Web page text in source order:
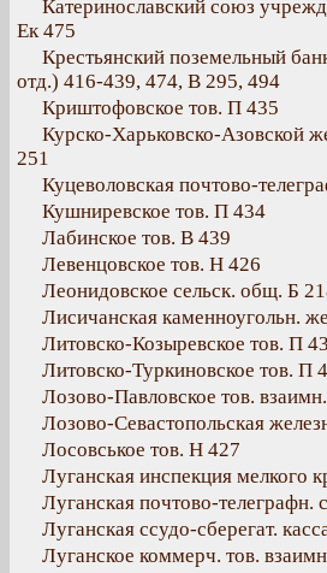
Катеринославский союз
Ек 475
Крестьянский поземельный
отд.) 416-439, 474, В 295, 494
Криштофовское тов. П 435
Курско-Харьковско-Азовской
251
Куцеволовская почтово-
Кушниревское тов. П 434
Лабинское тов. В 439
Левенцовское тов. Н 426
Леонидовское сельск. общ. Б
Лисичанская каменноугольн.
Литовско-Козыревское тов. П
Литовско-Туркиновское тов. П
Лозово-Павловское тов.
Лозово-Севастопольская
Лосовськое тов. Н 427
Луганская инспекция мелкого
Луганская почтово-телеграфн.
Луганская ссудо-сберегат.
Луганское коммерч. тов.